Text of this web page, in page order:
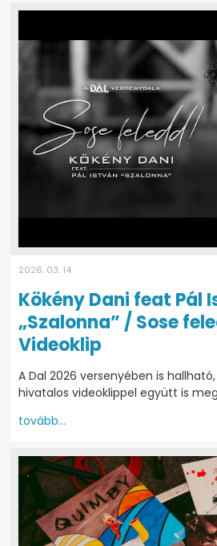
2026. 03. 14
Kökény Dani feat Pál
„Szalonna” / Sose
Videoklip
A Dal 2026 versenyében is
hivatalos videoklippel együtt is
tovább...